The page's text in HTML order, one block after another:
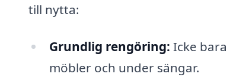
till nytta:
Grundlig rengöring: Icke
möbler och under sängar.